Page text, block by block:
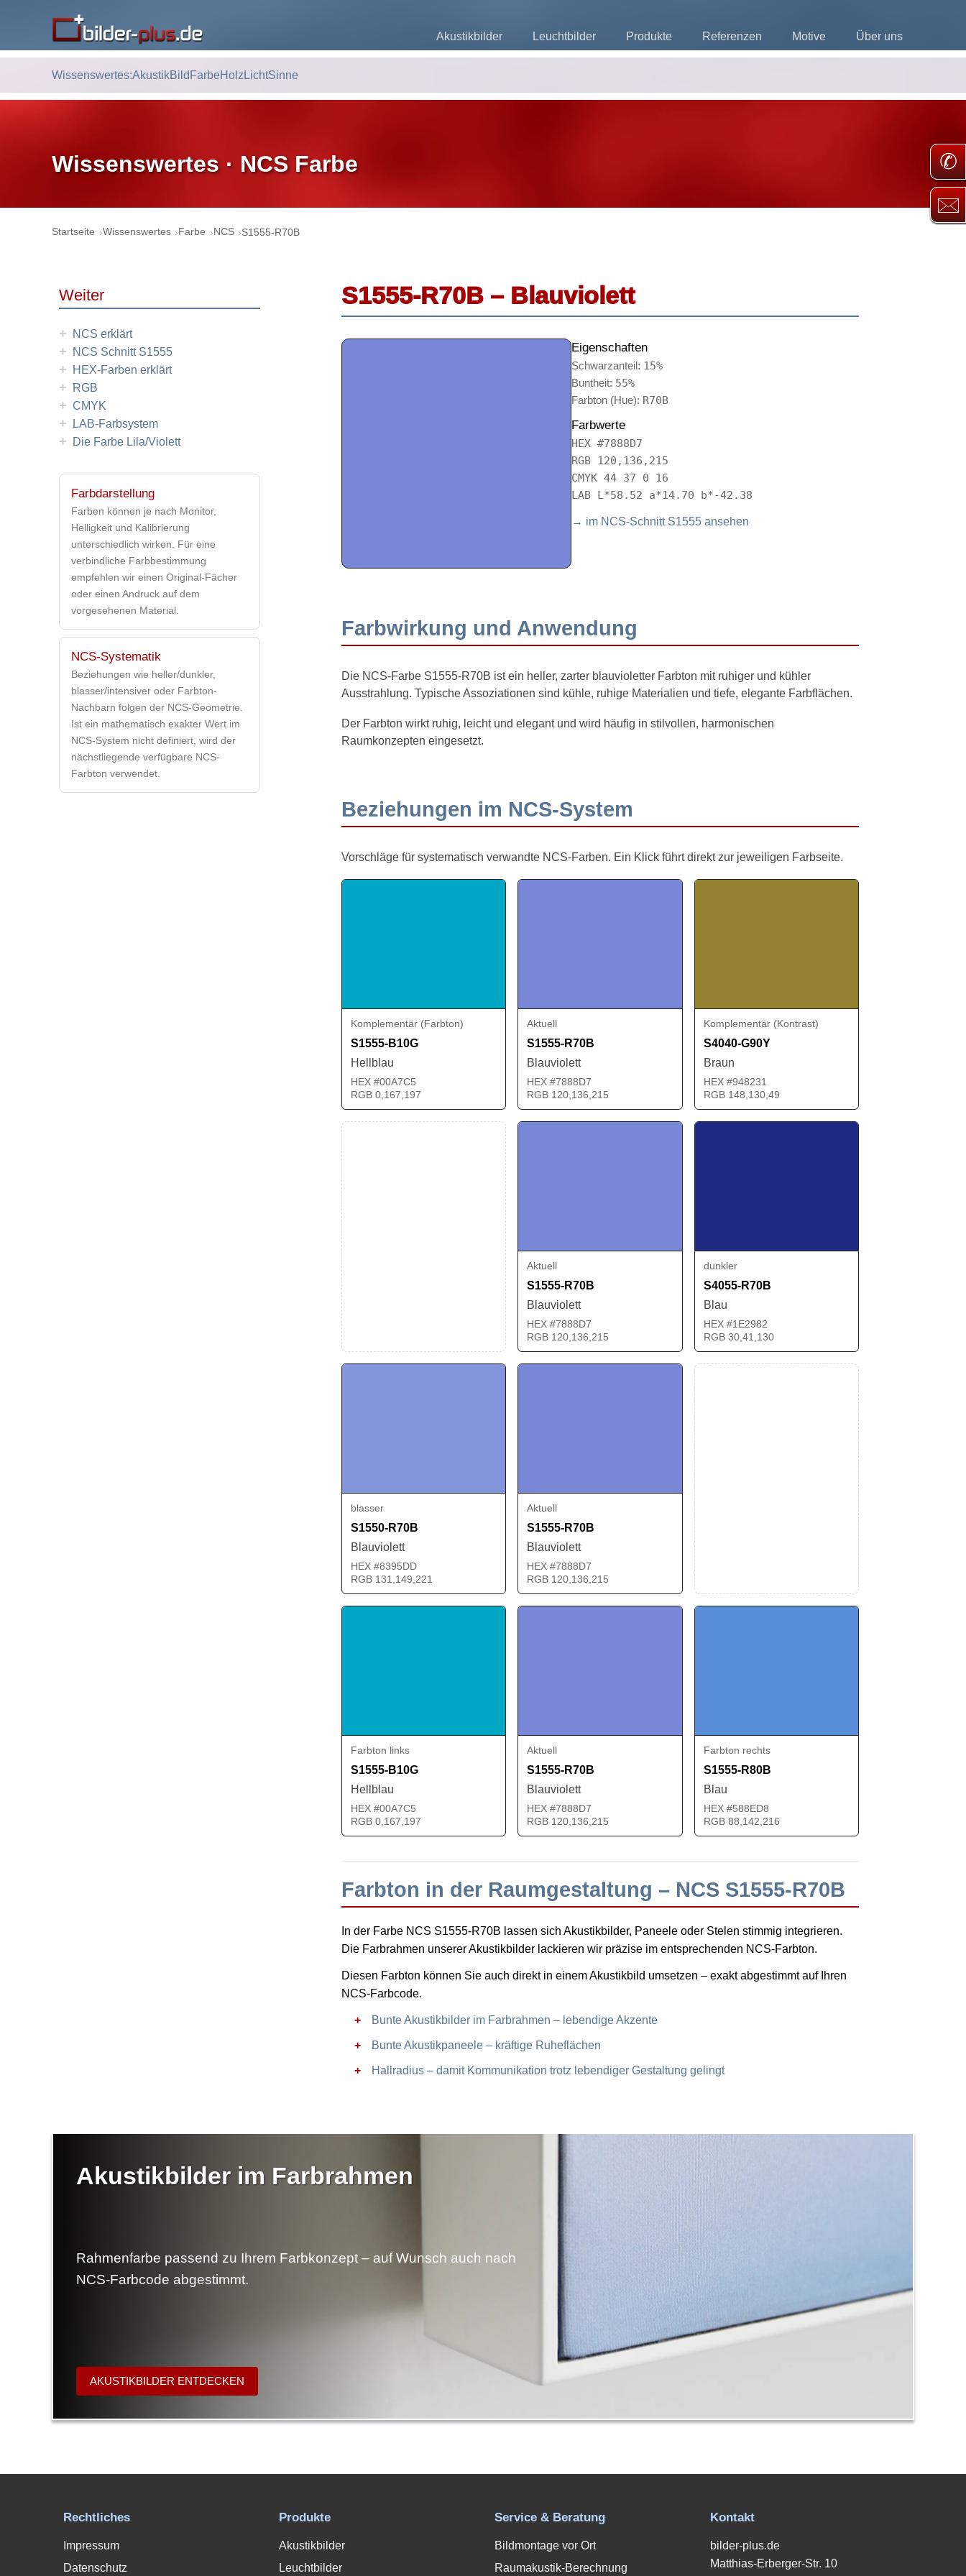
Akustikbilder Leuchtbilder Produkte Referenzen Motive Über uns
Wissenswertes:AkustikBild FarbeHolz LichtSinne
✆
🖂
Wissenswertes · NCS Farbe
Startseite Wissenswertes Farbe NCS S1555-R70B
S1555-R70B – Blauviolett
Eigenschaften
Schwarzanteil: 15%
Buntheit: 55%
Farbton (Hue): R70B
Farbwerte
HEX #7888D7
RGB 120,136,215
CMYK 44 37 0 16
LAB L*58.52 a*14.70 b*-42.38
→ im NCS-Schnitt S1555 ansehen
Farbwirkung und Anwendung
Die NCS-Farbe S1555-R70B ist ein heller, zarter blauvioletter Farbton mit ruhiger und kühler
Ausstrahlung. Typische Assoziationen sind kühle, ruhige Materialien und tiefe, elegante Farbflächen.
Der Farbton wirkt ruhig, leicht und elegant und wird häufig in stilvollen, harmonischen
Raumkonzepten eingesetzt.
Beziehungen im NCS-System
Vorschläge für systematisch verwandte NCS-Farben. Ein Klick führt direkt zur jeweiligen Farbseite.
Komplementär (Farbton)
S1555-B10G
Hellblau
HEX #00A7C5
RGB 0,167,197
Aktuell
S1555-R70B
Blauviolett
HEX #7888D7
RGB 120,136,215
Komplementär (Kontrast)
S4040-G90Y
Braun
HEX #948231
RGB 148,130,49
Aktuell
S1555-R70B
Blauviolett
HEX #7888D7
RGB 120,136,215
dunkler
S4055-R70B
Blau
HEX #1E2982
RGB 30,41,130
blasser
S1550-R70B
Blauviolett
HEX #8395DD
RGB 131,149,221
Aktuell
S1555-R70B
Blauviolett
HEX #7888D7
RGB 120,136,215
Farbton links
S1555-B10G
Hellblau
HEX #00A7C5
RGB 0,167,197
Aktuell
S1555-R70B
Blauviolett
HEX #7888D7
RGB 120,136,215
Farbton rechts
S1555-R80B
Blau
HEX #588ED8
RGB 88,142,216
Farbton in der Raumgestaltung – NCS S1555-R70B
In der Farbe NCS S1555-R70B lassen sich Akustikbilder, Paneele oder Stelen stimmig integrieren.
Die Farbrahmen unserer Akustikbilder lackieren wir präzise im entsprechenden NCS-Farbton.
Diesen Farbton können Sie auch direkt in einem Akustikbild umsetzen – exakt abgestimmt auf Ihren
NCS-Farbcode.
Bunte Akustikbilder im Farbrahmen – lebendige Akzente
Bunte Akustikpaneele – kräftige Ruheflächen
Hallradius – damit Kommunikation trotz lebendiger Gestaltung gelingt
Weiter
+ NCS erklärt
+ NCS Schnitt S1555
+ HEX-Farben erklärt
+ RGB
+ CMYK
+ LAB-Farbsystem
+ Die Farbe Lila/Violett
Farbdarstellung
Farben können je nach Monitor,
Helligkeit und Kalibrierung
unterschiedlich wirken. Für eine
verbindliche Farbbestimmung
empfehlen wir einen Original-Fächer
oder einen Andruck auf dem
vorgesehenen Material.
NCS-Systematik
Beziehungen wie heller/dunkler,
blasser/intensiver oder Farbton-
Nachbarn folgen der NCS-Geometrie.
Ist ein mathematisch exakter Wert im
NCS-System nicht definiert, wird der
nächstliegende verfügbare NCS-
Farbton verwendet.
Akustikbilder im Farbrahmen
Rahmenfarbe passend zu Ihrem Farbkonzept – auf Wunsch auch nach
NCS-Farbcode abgestimmt.
AKUSTIKBILDER ENTDECKEN
Rechtliches
Impressum
Datenschutz
Produkte
Akustikbilder
Leuchtbilder
Service & Beratung
Bildmontage vor Ort
Raumakustik-Berechnung
Kontakt
bilder-plus.de
Matthias-Erberger-Str. 10